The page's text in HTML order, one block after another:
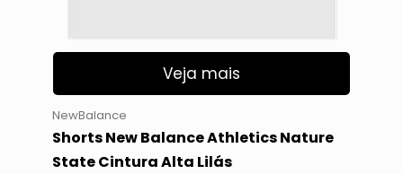
Veja mais
NewBalance
Shorts New Balance Athletics Nature
State Cintura Alta Lilás